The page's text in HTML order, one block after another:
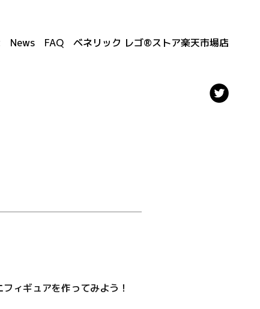
News FAQ ベネリック レゴ®ストア楽天市場店
ィギュアを作ってみよう！